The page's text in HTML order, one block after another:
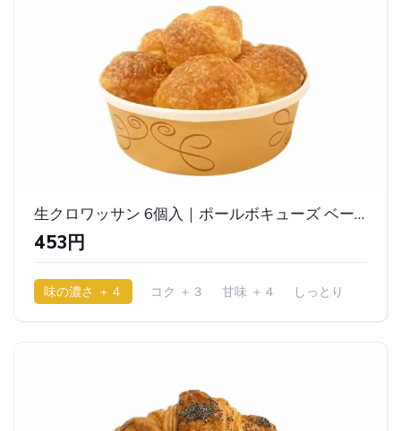
生クロワッサン 6個入｜ポールボキューズ ベーカリー
453円
味の濃さ ＋４ コク ＋３ 甘味 ＋４ しっとり